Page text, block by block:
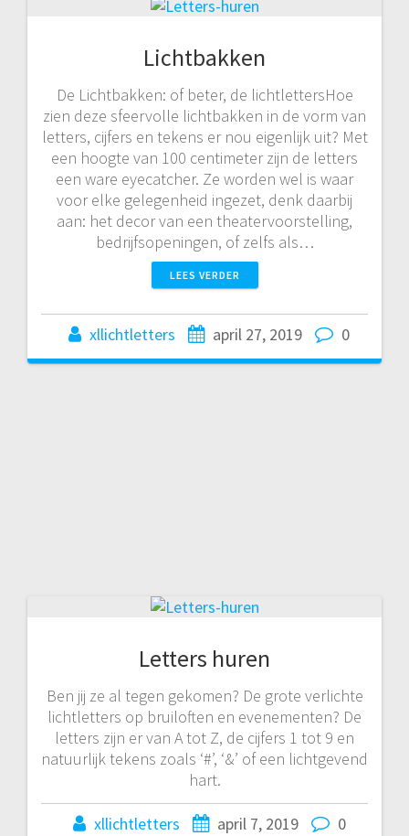
Lichtbakken
De Lichtbakken: of beter, de lichtlettersHoe
zien deze sfeervolle lichtbakken in de vorm van
letters, cijfers en tekens er nou eigenlijk uit? Met
een hoogte van 100 centimeter zijn de letters
een ware eyecatcher. Ze worden wel is waar
voor elke gelegenheid ingezet, denk daarbij
aan: het decor van een theatervoorstelling,
bedrijfsopeningen, of zelfs als…
LEES VERDER
xllichtletters april 27, 2019 0
Letters huren
Ben jij ze al tegen gekomen? De grote verlichte
lichtletters op bruiloften en evenementen? De
letters zijn er van A tot Z, de cijfers 1 tot 9 en
natuurlijk tekens zoals ‘#’, ‘&’ of een lichtgevend
hart.
xllichtletters april 7, 2019 0